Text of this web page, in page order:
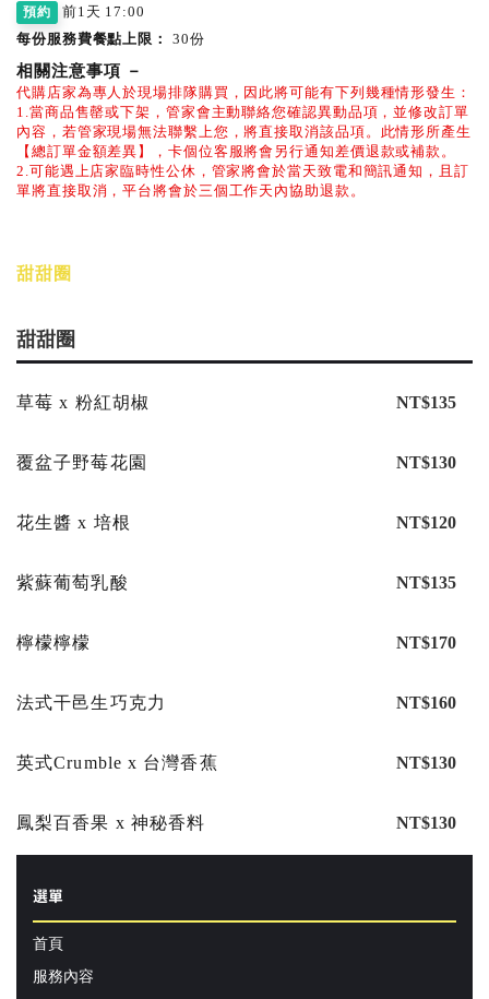
預約
前1天 17:00
每份服務費餐點上限： 30份
相關注意事項 －
代購店家為專人於現場排隊購買，因此將可能有下列幾種情形發生：
1.當商品售罄或下架，管家會主動聯絡您確認異動品項，並修改訂單
內容，若管家現場無法聯繫上您，將直接取消該品項。此情形所產生
【總訂單金額差異】，卡個位客服將會另行通知差價退款或補款。
2.可能遇上店家臨時性公休，管家將會於當天致電和簡訊通知，且訂
單將直接取消，平台將會於三個工作天內協助退款。
甜甜圈
甜甜圈
草莓 x 粉紅胡椒 NT$135
覆盆子野莓花園 NT$130
花生醬 x 培根 NT$120
紫蘇葡萄乳酸 NT$135
檸檬檸檬 NT$170
法式干邑生巧克力 NT$160
英式Crumble x 台灣香蕉 NT$130
鳳梨百香果 x 神秘香料 NT$130
選單
首頁
服務內容